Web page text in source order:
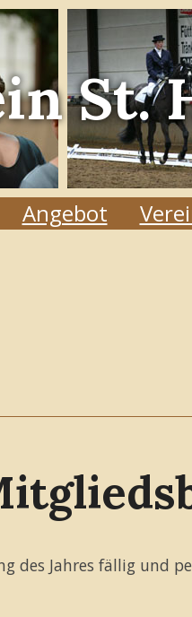
St.
Angebot
des Jahres fällig und